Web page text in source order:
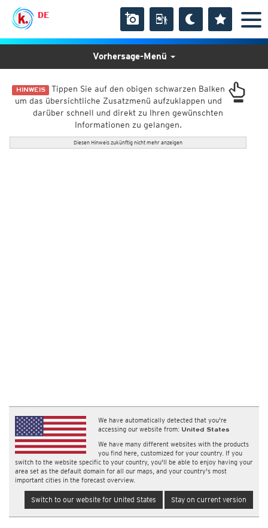
DE
HINWEIS Tippen Sie auf den obigen schwarzen Balken
um das übersichtliche Zusatzmenü aufzuklappen und
darüber schnell und direkt zu Ihren gewünschten
Informationen zu gelangen.
Diesen Hinweis zukünftig nicht mehr anzeigen
We have automatically detected that you're
accessing our website from: United States
We have many different websites with the products
you find here, customized for your country. If you
switch to the website specific to your country, you'll be able to enjoy having your
area set as the default domain for all our maps, and your country's most
important cities in the forecast overview.
Switch to our website for United States Stay on current version
Vorhersage-Menü